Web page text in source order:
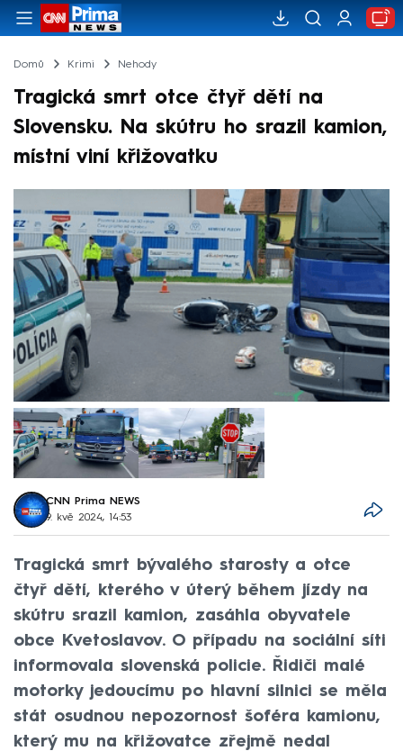
Domů Krimi Nehody
Tragická smrt otce čtyř dětí na
Slovensku. Na skútru ho srazil kamion,
místní viní křižovatku
CNN Prima NEWS
9. kvě 2024, 14:53
Tragická smrt bývalého starosty a otce
čtyř dětí, kterého v úterý během jízdy na
skútru srazil kamion, zasáhla obyvatele
obce Kvetoslavov. O případu na sociální síti
informovala slovenská policie. Řidiči malé
motorky jedoucímu po hlavní silnici se měla
stát osudnou nepozornost šoféra kamionu,
který mu na křižovatce zřejmě nedal